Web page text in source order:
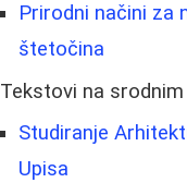
Prirodni načini za
štetočina
Tekstovi na
Studiranje
Upisa